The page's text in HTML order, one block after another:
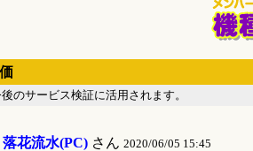
のサービス検証に活用されます。
落花流水(PC)さん 2020/06/05 15:45